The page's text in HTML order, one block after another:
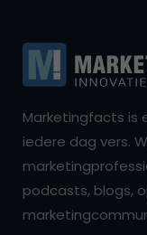
Marketingfacts is
iedere dag vers.
podcasts, blogs,